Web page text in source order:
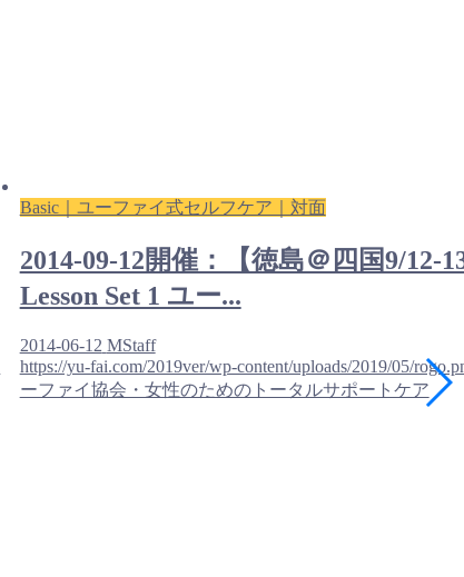
Basic｜ユーファイ式セルフケア｜対面
2014-09-12開催：【徳島＠四国9/12-
Lesson Set 1 ユー...
2014-06-12 MStaff
https://yu-fai.com/2019ver/wp-content/uploads/2019/05/
ーファイ協会・女性のためのトータルサポートケア